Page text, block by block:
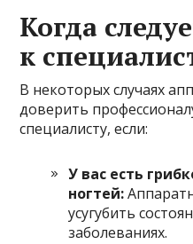
Когда
к
В некоторых случаях
доверить
специалисту, если:
У вас есть
ногтей:
усугубить
заболеваниях.